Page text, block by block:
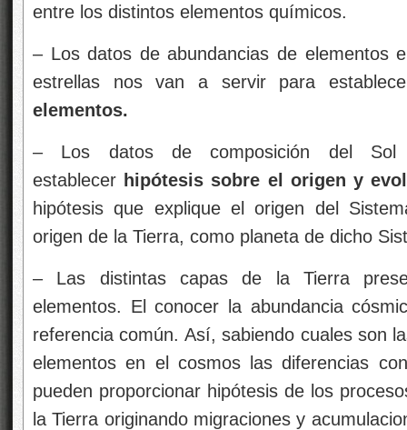
entre los distintos elementos químicos.
– Los datos de abundancias de elementos
estrellas nos van a servir para
elementos.
– Los datos de composición del
establecer hipótesis sobre el origen y
hipótesis que explique el origen del
origen de la Tierra, como planeta de dicho
– Las distintas capas de la Tierra
elementos. El conocer la abundancia
referencia común. Así, sabiendo cuales son
elementos en el cosmos las diferencias
pueden proporcionar hipótesis de los
la Tierra originando migraciones y